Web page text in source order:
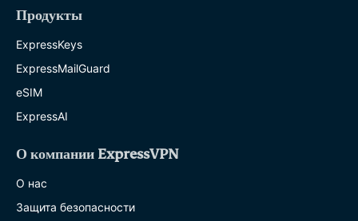
Продукты
ExpressKeys
ExpressMailGuard
eSIM
ExpressAI
О компании ExpressVPN
О нас
Защита безопасности